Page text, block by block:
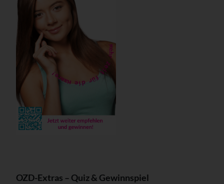
OZD-Extras – Quiz & Gewinnspiel